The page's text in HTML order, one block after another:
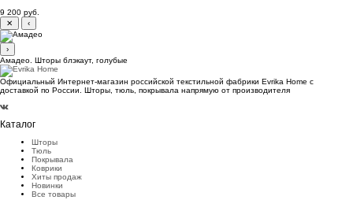
9 200 руб.
✕
‹
›
Амадео. Шторы блэкаут, голубые
Официальный Интернет-магазин российской текстильной фабрики Evrika Home c
доставкой по России. Шторы, тюль, покрывала напрямую от производителя
Каталог
Шторы
Тюль
Покрывала
Коврики
Хиты продаж
Новинки
Все товары